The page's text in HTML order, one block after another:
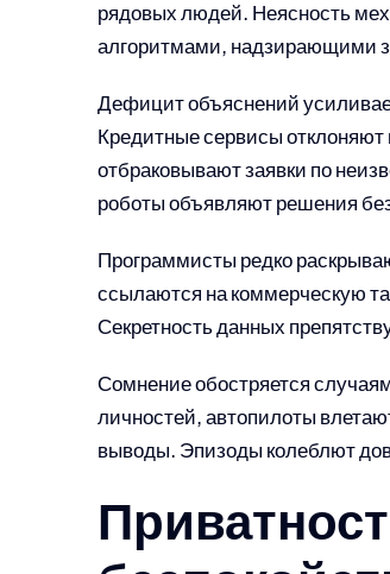
рядовых людей. Неясность
алгоритмами, надзирающими
Дефицит объяснений
Кредитные сервисы
отбраковывают заявки по
роботы объявляют решения
Программисты редко
ссылаются на коммерческую
Секретность данных
Сомнение обостряется
личностей, автопилоты
выводы. Эпизоды колеблют